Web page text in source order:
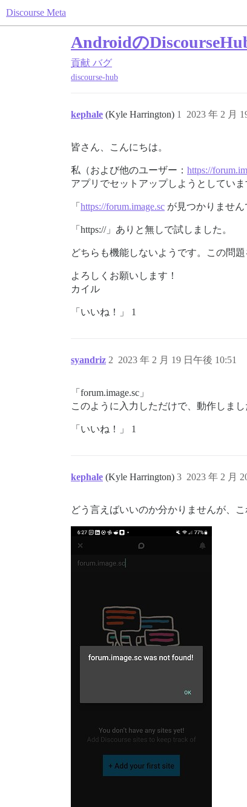
Discourse Meta
Androidの
貢献 バグ
discourse-hub
kephale (Kyle Harrington) 2023 年 2 月
1
皆さん、こんにちは。
私（および他のユーザー： https://
アプリでセットアップしようとしていま
「 https://forum.image.sc が見つかりません
「https://」ありと無しで試しました。
どちらも機能しないようです。この問
よろしくお願いします！
カイル
「いいね！」 1
syandriz 2023 年 2 月 19 日午後 10:51
2
「forum.image.sc」
このように入力しただけで、動作しまし
「いいね！」 1
kephale (Kyle Harrington) 2023 年 2 月
3
どう言えばいいのか分かりませんが、